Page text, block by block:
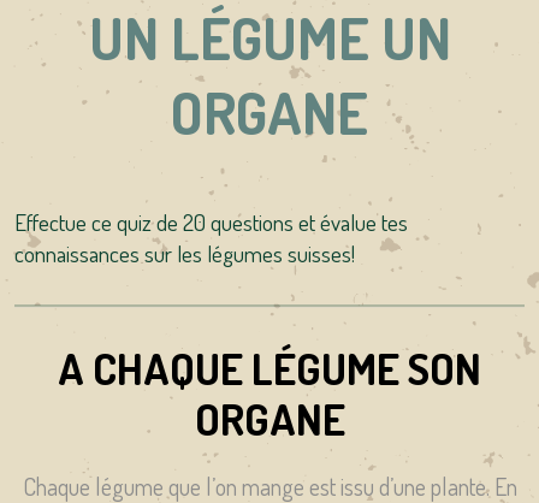
UN LÉGUME UN
ORGANE
Effectue ce quiz de 20 questions et évalue tes
connaissances sur les légumes suisses!
A CHAQUE LÉGUME SON
ORGANE
Chaque légume que l’on mange est issu d’une plante. En